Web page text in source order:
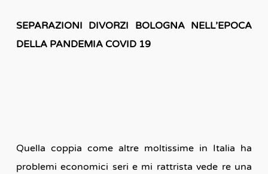
SEPARAZIONI DIVORZI BOLOGNA NELL’EPOCA
DELLA PANDEMIA COVID 19
Quella coppia come altre moltissime in Italia ha
problemi economici seri e mi rattrista vede re una